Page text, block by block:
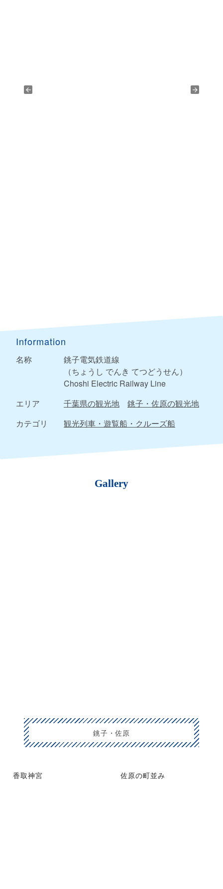
Information
名称
銚子電気鉄道線
（ちょうし でんき てつどうせん）
Choshi Electric Railway Line
エリア
千葉県の観光地
銚子・佐原の観光地
カテゴリ
観光列車・遊覧船・クルーズ船
Gallery
銚子・佐原
香取神宮 佐原の町並み